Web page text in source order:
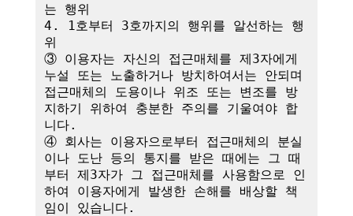
는 행위
4. 1호부터 3호까지의 행위를 알선하는 행
위
③ 이용자는 자신의 접근매체를 제3자에게
누설 또는 노출하거나 방치하여서는 안되며
접근매체의 도용이나 위조 또는 변조를 방
지하기 위하여 충분한 주의를 기울여야 합
니다.
④ 회사는 이용자으로부터 접근매체의 분실
이나 도난 등의 통지를 받은 때에는 그 때
부터 제3자가 그 접근매체를 사용함으로 인
하여 이용자에게 발생한 손해를 배상할 책
임이 있습니다.